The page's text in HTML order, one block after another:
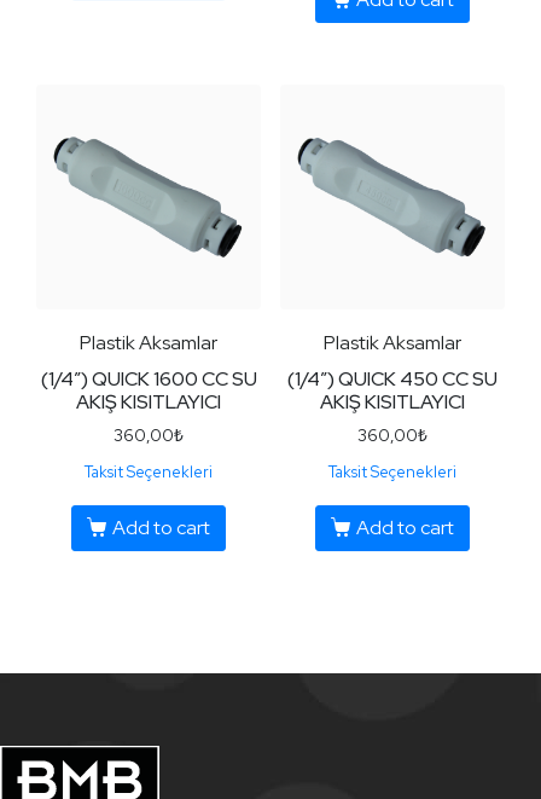
Plastik Aksamlar
(1/4″) QUICK 1600 CC SU
AKIŞ KISITLAYICI
360,00₺
Taksit Seçenekleri
Add to cart
Plastik Aksamlar
(1/4″) QUICK 450 CC SU
AKIŞ KISITLAYICI
360,00₺
Taksit Seçenekleri
Add to cart